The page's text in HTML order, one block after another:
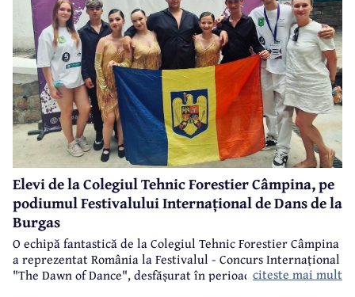
Elevi de la Colegiul Tehnic Forestier Câmpina, pe
podiumul Festivalului Internațional de Dans de la
Burgas
O echipă fantastică de la Colegiul Tehnic Forestier Câmpina
a reprezentat România la Festivalul - Concurs Internațional
"The Dawn of Dance", desfășurat în perioada 3-5 iulie 2026
citeste mai mult